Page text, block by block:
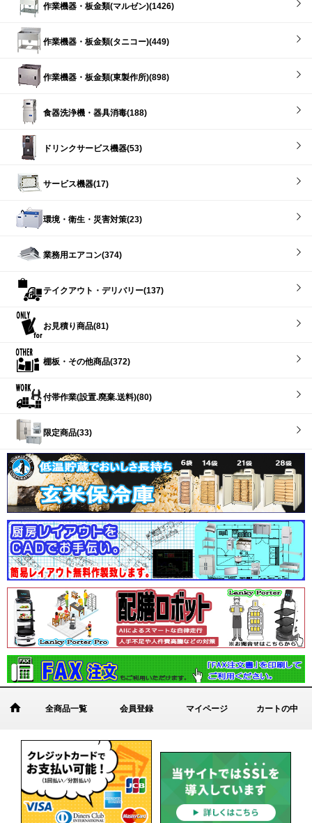
作業機器・板金類(マルゼン)(1426)
作業機器・板金類(タニコー)(449)
作業機器・板金類(東製作所)(898)
食器洗浄機・器具消毒(188)
ドリンクサービス機器(53)
サービス機器(17)
環境・衛生・災害対策(23)
業務用エアコン(374)
テイクアウト・デリバリー(137)
お見積り商品(81)
棚板・その他商品(372)
付帯作業(設置.廃棄.送料)(80)
限定商品(33)
全商品一覧 会員登録 マイページ カートの中